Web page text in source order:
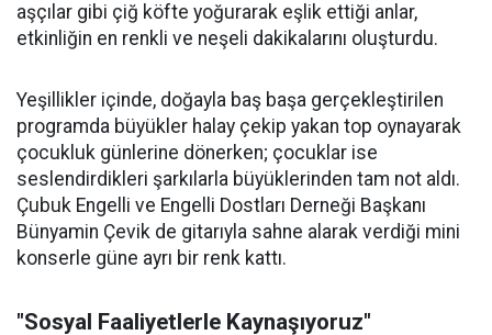
aşçılar gibi çiğ köfte yoğurarak eşlik ettiği anlar,
etkinliğin en renkli ve neşeli dakikalarını oluşturdu.
Yeşillikler içinde, doğayla baş başa gerçekleştirilen
programda büyükler halay çekip yakan top oynayarak
çocukluk günlerine dönerken; çocuklar ise
seslendirdikleri şarkılarla büyüklerinden tam not aldı.
Çubuk Engelli ve Engelli Dostları Derneği Başkanı
Bünyamin Çevik de gitarıyla sahne alarak verdiği mini
konserle güne ayrı bir renk kattı.
"Sosyal Faaliyetlerle Kaynaşıyoruz"